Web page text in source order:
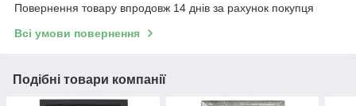
Повернення товару впродовж 14 днів за рахунок покупця
Всі умови повернення
Подібні товари компанії